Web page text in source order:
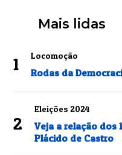
Mais lidas
1 Locomoção
Rodas da
2
Eleições 2024
Veja a relação dos
Plácido de Castro